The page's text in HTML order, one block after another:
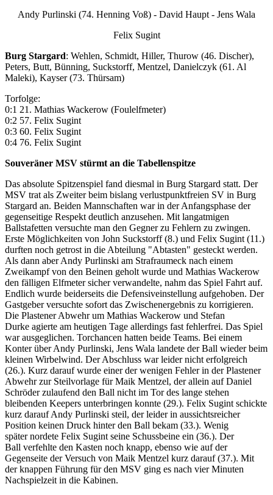
Andy Purlinski (74. Henning Voß) - David Haupt - Jens Wala
Felix Sugint
Burg Stargard: Wehlen, Schmidt, Hiller, Thurow (46. Discher),
Peters, Butt, Bünning, Suckstorff, Mentzel, Danielczyk (61. Al
Maleki), Kayser (73. Thürsam)
Torfolge:
0:1 21. Mathias Wackerow (Foulelfmeter)
0:2 57. Felix Sugint
0:3 60. Felix Sugint
0:4 76. Felix Sugint
Souveräner MSV stürmt an die Tabellenspitze
Das absolute Spitzenspiel fand diesmal in Burg Stargard statt. Der
MSV trat als Zweiter beim bislang verlustpunktfreien SV in Burg
Stargard an. Beiden Mannschaften war in der Anfangsphase der
gegenseitige Respekt deutlich anzusehen. Mit langatmigen
Ballstafetten versuchte man den Gegner zu Fehlern zu zwingen.
Erste Möglichkeiten von John Suckstorff (8.) und Felix Sugint (11.)
durften noch getrost in die Abteilung "Abtasten" gesteckt werden.
Als dann aber Andy Purlinski am Strafraumeck nach einem
Zweikampf von den Beinen geholt wurde und Mathias Wackerow
den fälligen Elfmeter sicher verwandelte, nahm das Spiel Fahrt auf.
Endlich wurde beiderseits die Defensiveinstellung aufgehoben. Der
Gastgeber versuchte sofort das Zwischenergebnis zu korrigieren.
Die Plastener Abwehr um Mathias Wackerow und Stefan
Durke agierte am heutigen Tage allerdings fast fehlerfrei. Das Spiel
war ausgeglichen. Torchancen hatten beide Teams. Bei einem
Konter über Andy Purlinski, Jens Wala landete der Ball wieder beim
kleinen Wirbelwind. Der Abschluss war leider nicht erfolgreich
(26.). Kurz darauf wurde einer der wenigen Fehler in der Plastener
Abwehr zur Steilvorlage für Maik Mentzel, der allein auf Daniel
Schröder zulaufend den Ball nicht im Tor des lange stehen
bleibenden Keepers unterbringen konnte (29.). Felix Sugint schickte
kurz darauf Andy Purlinski steil, der leider in aussichtsreicher
Position keinen Druck hinter den Ball bekam (33.). Wenig
später nordete Felix Sugint seine Schussbeine ein (36.). Der
Ball verfehlte den Kasten noch knapp, ebenso wie auf der
Gegenseite der Versuch von Maik Mentzel kurz darauf (37.). Mit
der knappen Führung für den MSV ging es nach vier Minuten
Nachspielzeit in die Kabinen.